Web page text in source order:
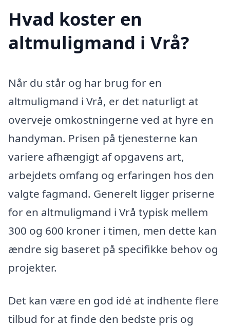
Hvad koster en
altmuligmand i Vrå?
Når du står og har brug for en
altmuligmand i Vrå, er det naturligt at
overveje omkostningerne ved at hyre en
handyman. Prisen på tjenesterne kan
variere afhængigt af opgavens art,
arbejdets omfang og erfaringen hos den
valgte fagmand. Generelt ligger priserne
for en altmuligmand i Vrå typisk mellem
300 og 600 kroner i timen, men dette kan
ændre sig baseret på specifikke behov og
projekter.
Det kan være en god idé at indhente flere
tilbud for at finde den bedste pris og